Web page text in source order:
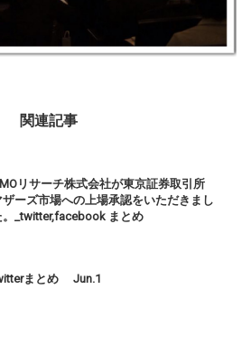
関連記事
リサーチ株式会社が東京証券取引所
ザーズ市場への上場承認をいただきまし
。_twitter,facebook まとめ
まとめ Jun.1